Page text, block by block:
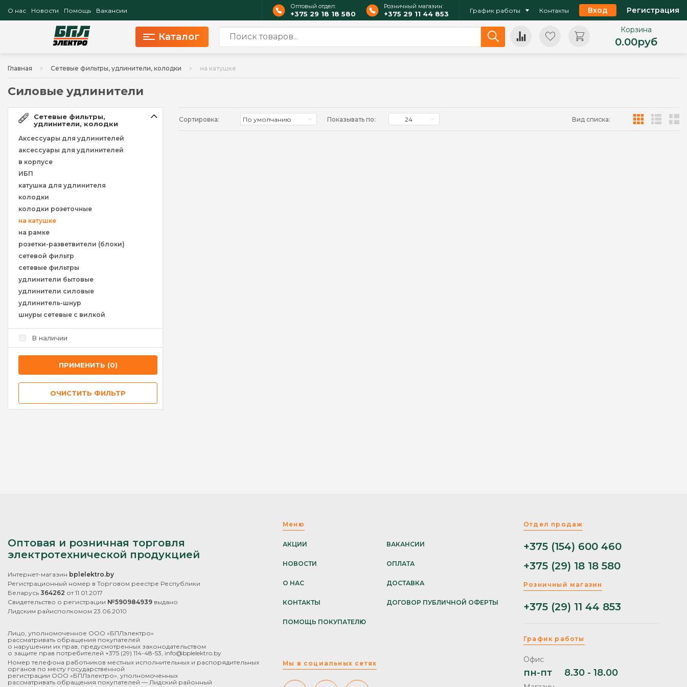
О нас Новости Помощь Вакансии
Оптовый отдел:
+375 29 18 18 580
Розничный магазин:
+375 29 11 44 853 График работы Контакты Вход Регистрация
Каталог
Корзина
0.00руб
Главная Сетевые фильтры, удлинители, колодки на катушке
Силовые удлинители
Сетевые фильтры,
удлинители, колодки
Аксессуары для удлинителей
аксессуары для удлинителей
в корпусе
ИБП
катушка для удлинителя
колодки
колодки розеточные
на катушке
на рамке
розетки-разветвители (блоки)
сетевой фильтр
сетевые фильтры
удлинители бытовые
удлинители силовые
удлинитель-шнур
шнуры сетевые с вилкой
В наличии
ПРИМЕНИТЬ (0)
ОЧИСТИТЬ ФИЛЬТР
Сортировка: По умолчанию Показывать по: 24 Вид списка:
Оптовая и розничная торговля
электротехнической продукцией
Интернет-магазин bplelektro.by
Регистрационный номер в Торговом реестре Республики
Беларусь 364262 от 11.01.2017
Свидетельство о регистрации №590984939 выдано
Лидским райисполкомом 23.06.2010
Лицо, уполномоченное ООО «БПЛэлектро»
рассматривать обращения покупателей
о нарушении их прав, предусмотренных законодательством
о защите прав потребителей +375 (29) 114-48-53 info@bplelektro.by
Номер телефона работников местных исполнительных и распорядительных
органов по месту государственной
регистрации ООО «БПЛэлектро», уполномоченных
рассматривать обращения покупателей — Лидский районный
Меню
АКЦИИ
НОВОСТИ
О НАС
КОНТАКТЫ
ПОМОЩЬ ПОКУПАТЕЛЮ
ВАКАНСИИ
ОПЛАТА
ДОСТАВКА
ДОГОВОР ПУБЛИЧНОЙ ОФЕРТЫ
Мы в социальных сетях
Отдел продаж
+375 (154) 600 460
+375 (29) 18 18 580
Розничный магазин
+375 (29) 11 44 853
График работы
Офис
пн-пт 8.30 - 18.00